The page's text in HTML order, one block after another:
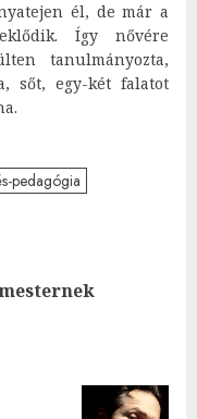
él, de már a
Így nővére
tanulmányozta,
sőt, egy-két falatot
pedagógia